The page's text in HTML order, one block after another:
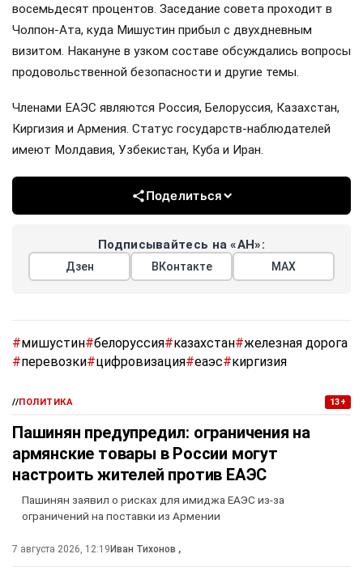
восемьдесят процентов. Заседание совета проходит в
Чолпон-Ата, куда Мишустин прибыл с двухдневным
визитом. Накануне в узком составе обсуждались вопросы
продовольственной безопасности и другие темы.
Членами ЕАЭС являются Россия, Белоруссия, Казахстан,
Киргизия и Армения. Статус государств-наблюдателей
имеют Молдавия, Узбекистан, Куба и Иран.
Поделиться
Подписывайтесь на «АН»:
Дзен ВКонтакте МАХ
#мишустин#белоруссия#казахстан#железная дорога
#перевозки#цифровизация#еаэс#киргизия
//ПОЛИТИКА 13+
Пашинян предупредил: ограничения на
армянские товары в России могут
настроить жителей против ЕАЭС
Пашинян заявил о рисках для имиджа ЕАЭС из-за
ограничений на поставки из Армении
7 августа 2026, 12:19 Иван Тихонов ,